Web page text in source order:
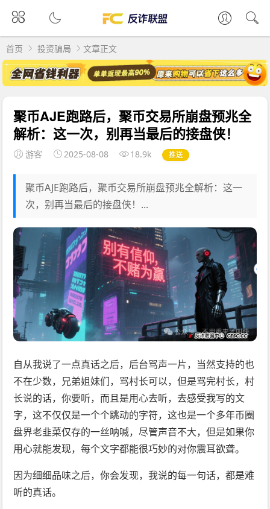
首页 投资骗局 文章正文
聚币AJE跑路后，聚币交易所崩盘预兆全
解析：这一次，别再当最后的接盘侠！
游客 2025-08-08 18.9k 推送
聚币AJE跑路后，聚币交易所崩盘预兆全解析：这一
次，别再当最后的接盘侠！...
自从我说了一点真话之后，后台骂声一片，当然支持的也
不在少数，兄弟姐妹们，骂村长可以，但是骂完村长，村
长说的话，你要听，而且是用心去听，去感受我写的文
字，这不仅仅是一个个跳动的字符，这也是一个多年币圈
盘界老韭菜仅存的一丝呐喊，尽管声音不大，但是如果你
用心就能发现，每个文字都能很巧妙的对你震耳欲聋。
因为细细品味之后，你会发现，我说的每一句话，都是难
听的真话。